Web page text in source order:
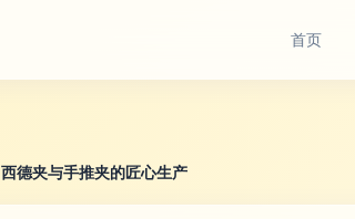
首页
德夹与手推夹的匠心生产